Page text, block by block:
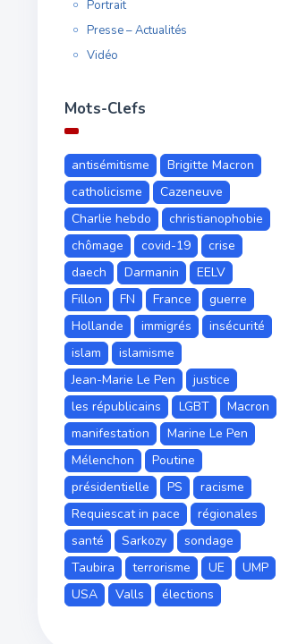
Portrait
Presse – Actualités
Vidéo
Mots-Clefs
antisémitisme
Brigitte Macron
catholicisme
Cazeneuve
Charlie hebdo
christianophobie
chômage
covid-19
crise
daech
Darmanin
EELV
Fillon
FN France
guerre
Hollande
immigrés
insécurité
islam
islamisme
Jean-Marie Le Pen
justice
les républicains
LGBT
Macron
manifestation
Marine Le Pen
Mélenchon
Poutine
présidentielle
PS
racisme
Requiescat in pace
régionales
santé
Sarkozy
sondage
Taubira
terrorisme UE
UMP
USA
Valls élections